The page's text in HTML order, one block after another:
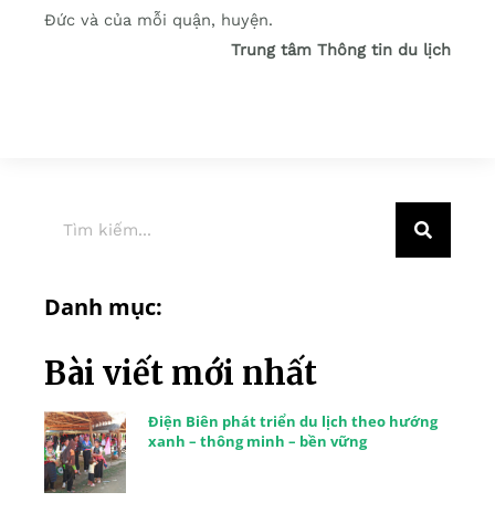
Đức và của mỗi quận, huyện.
Trung tâm Thông tin du lịch
Danh mục:
Bài viết mới nhất
Điện Biên phát triển du lịch theo hướng
xanh – thông minh – bền vững